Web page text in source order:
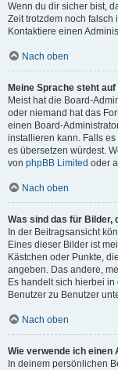
Wenn du dir sicher bist,
Zeit trotzdem noch falsch
Kontaktiere einen
Nach oben
Meine Sprache steht
Meist hat die Board-
oder niemand hat das
einen Board-
installieren kann. Falls
es übersetzen würdest.
von phpBB Limited oder
Nach oben
Was sind das für Bilder,
In der Beitragsansicht
Eines dieser Bilder ist
Kästchen oder Punkte,
angeben. Das andere,
Es handelt sich hierbei
Benutzer zu Benutzer
Nach oben
Wie verwende ich einen
In deinem persönlichen